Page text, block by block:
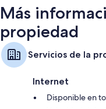
Más
propiedad
Servicios de la
Internet
Disponible en